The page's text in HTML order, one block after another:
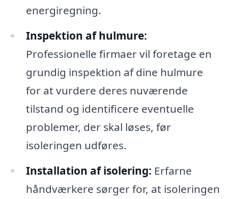
energiregning.
Inspektion af hulmure:
Professionelle firmaer vil foretage en
grundig inspektion af dine hulmure
for at vurdere deres nuværende
tilstand og identificere eventuelle
problemer, der skal løses, før
isoleringen udføres.
Installation af isolering: Erfarne
håndværkere sørger for, at isoleringen